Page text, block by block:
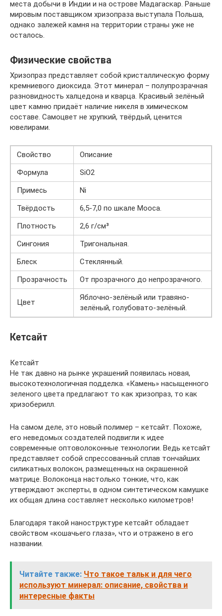
места добычи в Индии и на острове Мадагаскар. Раньше
мировым поставщиком хризопраза выступала Польша,
однако залежей камня на территории страны уже не
осталось.
Физические свойства
Хризопраз представляет собой кристаллическую форму
кремниевого диоксида. Этот минерал – полупрозрачная
разновидность халцедона и кварца. Красивый зелёный
цвет камню придаёт наличие никеля в химическом
составе. Самоцвет не хрупкий, твёрдый, ценится
ювелирами.
Свойство
Описание
Формула
SiO2
Примесь
Ni
Твёрдость
6,5-7,0 по шкале Мооса.
Плотность
2,6 г/см³
Сингония
Тригональная.
Блеск
Стеклянный.
Прозрачность
От прозрачного до непрозрачного.
Цвет
Яблочно-зелёный или травяно-
зелёный, голубовато-зелёный.
Кетсайт
Кетсайт
Не так давно на рынке украшений появилась новая,
высокотехнологичная подделка. «Камень» насыщенного
зеленого цвета предлагают то как хризопраз, то как
хризоберилл.
На самом деле, это новый полимер – кетсайт. Похоже,
его неведомых создателей подвигли к идее
современные оптоволоконные технологии. Ведь кетсайт
представляет собой спрессованный сплав тончайших
силикатных волокон, размещенных на окрашенной
матрице. Волоконца настолько тонкие, что, как
утверждают эксперты, в одном синтетическом камушке
их общая длина составляет несколько километров!
Благодаря такой наноструктуре кетсайт обладает
свойством «кошачьего глаза», что и отражено в его
названии.
Читайте также: Что такое тальк и для чего
используют минерал: описание, свойства и
интересные факты